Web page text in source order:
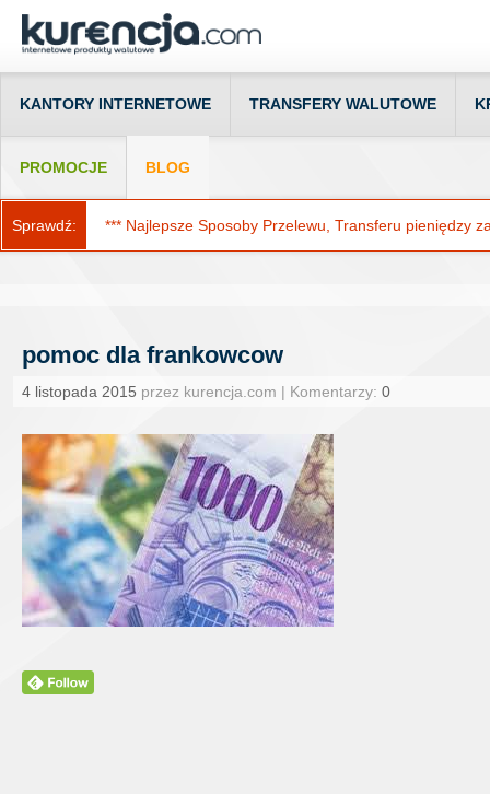
KANTORY INTERNETOWE TRANSFERY WALUTOWE
PROMOCJE BLOG
Sprawdź: *** Najlepsze Sposoby Przelewu, Transferu pieniędzy
pomoc dla frankowcow
4 listopada 2015 przez kurencja.com | Komentarzy: 0